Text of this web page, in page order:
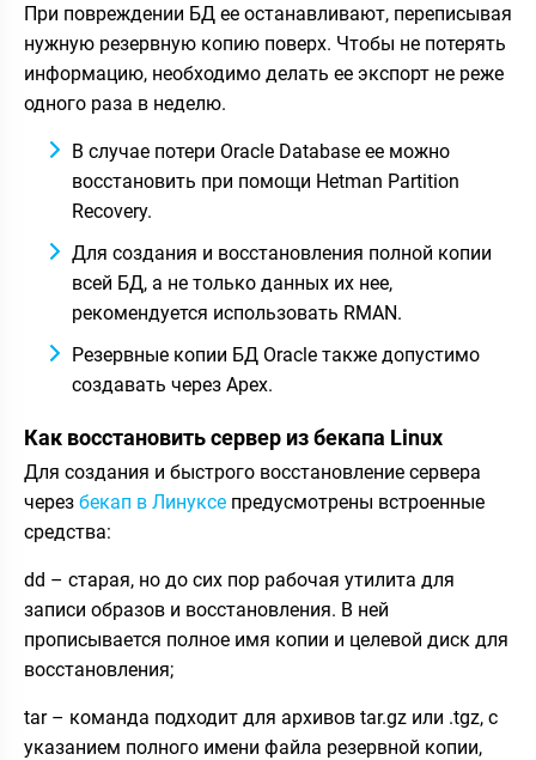
При повреждении БД ее останавливают, переписывая
нужную резервную копию поверх. Чтобы не потерять
информацию, необходимо делать ее экспорт не реже
одного раза в неделю.
В случае потери Oracle Database ее можно
восстановить при помощи Hetman Partition
Recovery.
Для создания и восстановления полной копии
всей БД, а не только данных их нее,
рекомендуется использовать RMAN.
Резервные копии БД Oracle также допустимо
создавать через Apex.
Как восстановить сервер из бекапа Linux
Для создания и быстрого восстановление сервера
через бекап в Линуксе предусмотрены встроенные
средства:
dd – старая, но до сих пор рабочая утилита для
записи образов и восстановления. В ней
прописывается полное имя копии и целевой диск для
восстановления;
tar – команда подходит для архивов tar.gz или .tgz, с
указанием полного имени файла резервной копии,